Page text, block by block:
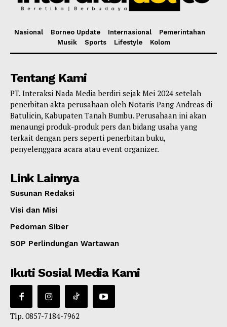
Nasional Borneo Update Internasional
Pemerintahan
Musik
Sports Lifestyle Kolom
Tentang Kami
PT. Interaksi Nada Media berdiri sejak Mei 2024 setelah
penerbitan akta perusahaan oleh Notaris Pang Andreas di
Batulicin, Kabupaten Tanah Bumbu. Perusahaan ini akan
menaungi produk-produk pers dan bidang usaha yang
terkait dengan pers seperti penerbitan buku,
penyelenggara acara atau event organizer.
Link Lainnya
Susunan Redaksi
Visi dan Misi
Pedoman Siber
SOP Perlindungan Wartawan
Ikuti Sosial Media Kami
Tlp. 0857-7184-7962